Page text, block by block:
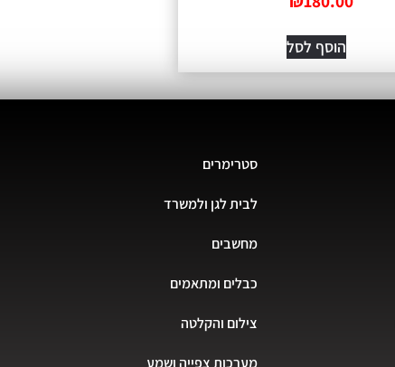
הוסף לסל
סטרימרים
לבית לגן ולמשרד
מחשבים
כבלים ומתאמים
צילום והקלטה
מערכות צפייה ושמע